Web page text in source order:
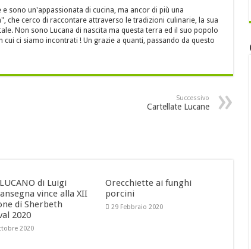
e sono un'appassionata di cucina, ma ancor di più una
che cerco di raccontare attraverso le tradizioni culinarie, la sua
Non sono Lucana di nascita ma questa terra ed il suo popolo
ci siamo incontrati ! Un grazie a quanti, passando da questo
Successivo
Cartellate Lucane
di Luigi
vince alla XII
di Sherbeth
2020
2020
Orecchiette ai funghi
porcini
29 Febbraio 2020